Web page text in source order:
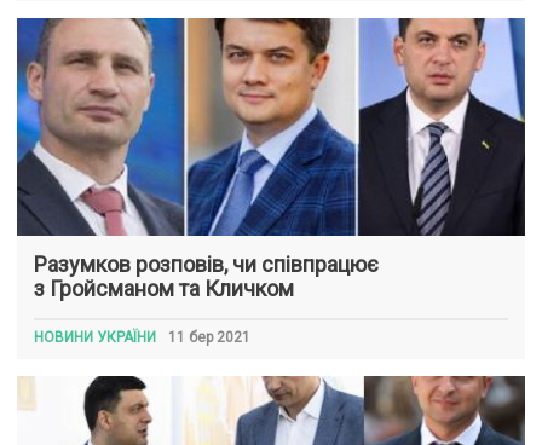
Разумков розповів, чи співпрацює
з Гройсманом та Кличком
НОВИНИ УКРАЇНИ 11 бер 2021